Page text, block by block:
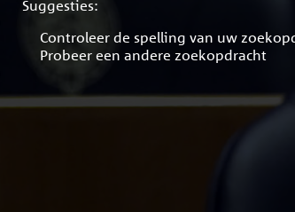
Suggesties:
Controleer de spelling van uw
Probeer een andere zoekopdracht